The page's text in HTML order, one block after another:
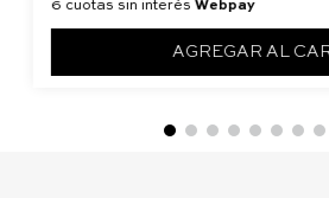
6 cuotas sin interés Webpay
AGREGAR AL